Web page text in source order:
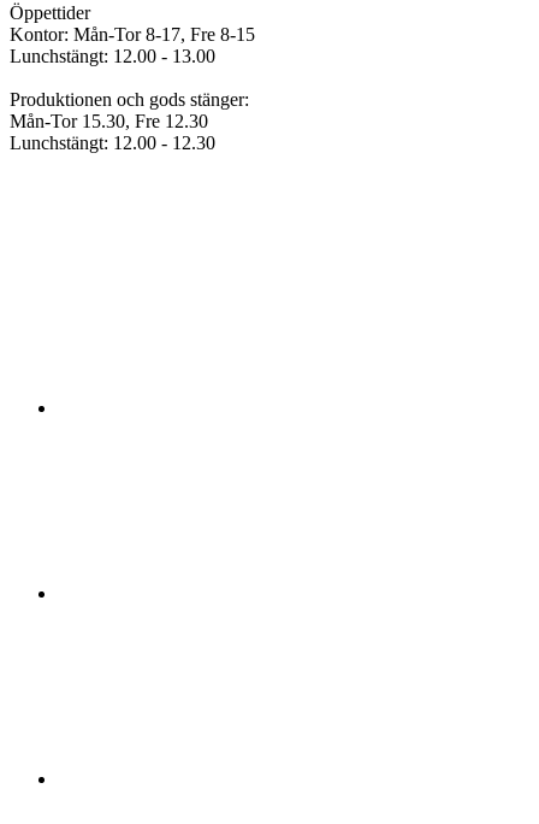
Öppettider
Kontor: Mån-Tor 8-17, Fre 8-15
Lunchstängt: 12.00 - 13.00
Produktionen och gods stänger:
Mån-Tor 15.30, Fre 12.30
Lunchstängt: 12.00 - 12.30